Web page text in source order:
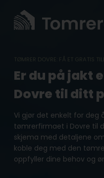
content
TØMRER DOVRE: FÅ ET GRATIS
Er du på jakt
Dovre til ditt
Vi gjør det enkelt for deg
tømrerfirmaet i Dovre til
skjema med detaljene
koble deg med den
oppfyller dine behov og